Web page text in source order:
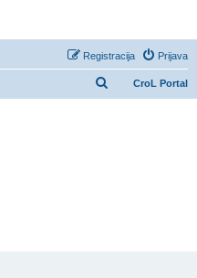
Prijava
Registracija
CroL Portal